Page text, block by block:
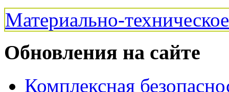
Материально-
Обновления на сайте
Комплексная